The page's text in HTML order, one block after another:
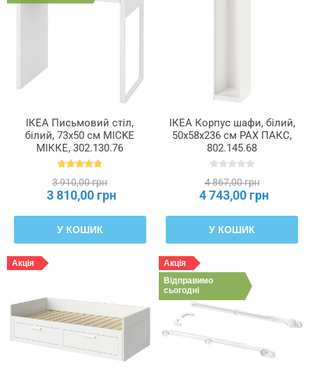
ІКЕА Письмовий стіл,
білий, 73x50 см MICKE
МІККЕ, 302.130.76
3 910,00 грн
3 810,00 грн
У КОШИК
ІКЕА Корпус шафи, білий,
50x58x236 см PAX ПАКС,
802.145.68
4 867,00 грн
4 743,00 грн
У КОШИК
Акція
Акція
Відправимо
сьогодні